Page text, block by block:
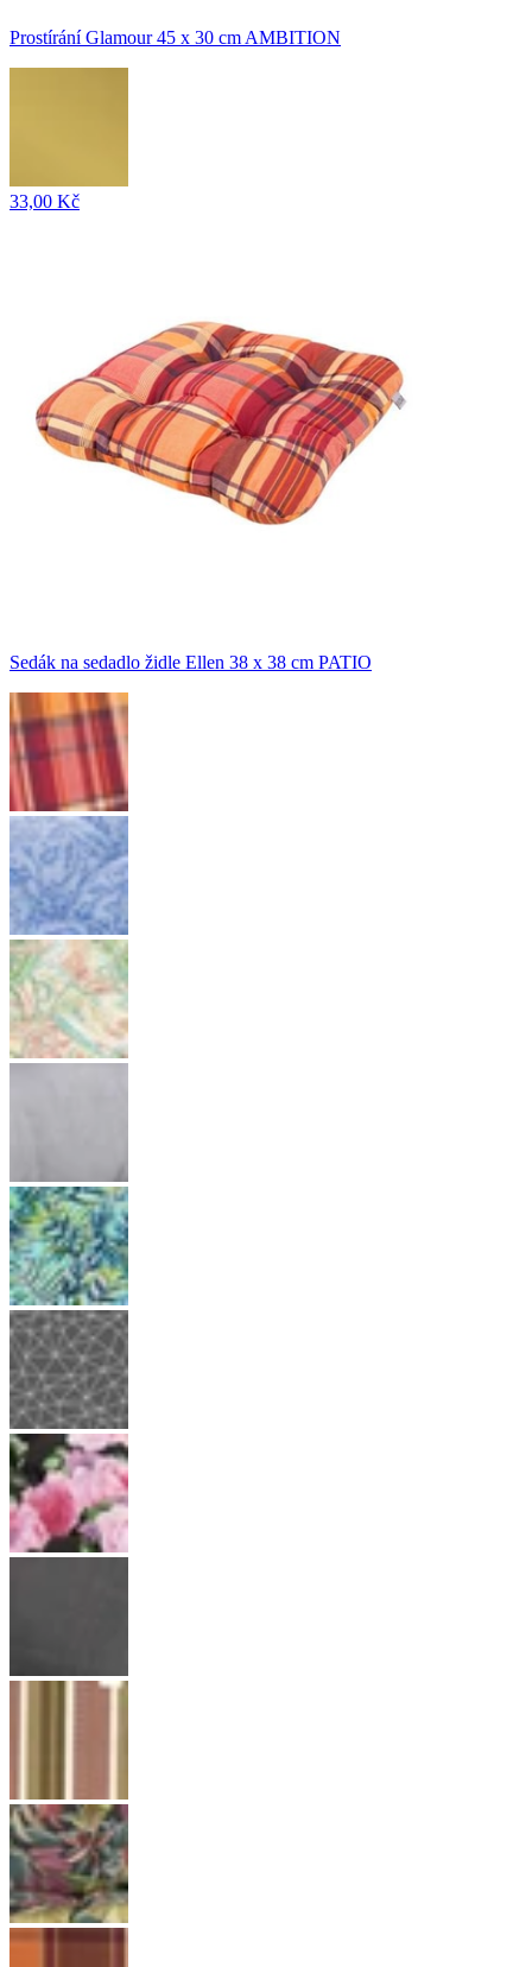
Prostírání Glamour 45 x 30 cm AMBITION
33,00 Kč
Sedák na sedadlo židle Ellen 38 x 38 cm PATIO